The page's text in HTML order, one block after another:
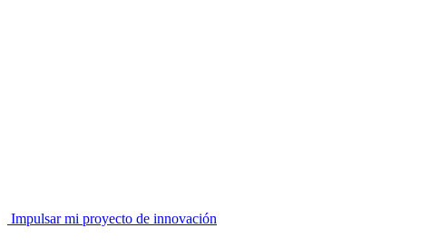
Impulsar mi proyecto de innovación